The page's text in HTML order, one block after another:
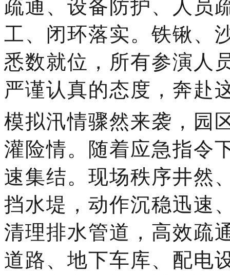
疏通、设备防护、人员
工、闭环落实。铁锹、
悉数就位，所有参演人
严谨认真的态度，奔赴
模拟汛情骤然来袭，园
灌险情。随着应急指令
速集结。现场秩序井然
挡水堤，动作沉稳迅速
清理排水管道，高效疏
道路、地下车库、配电